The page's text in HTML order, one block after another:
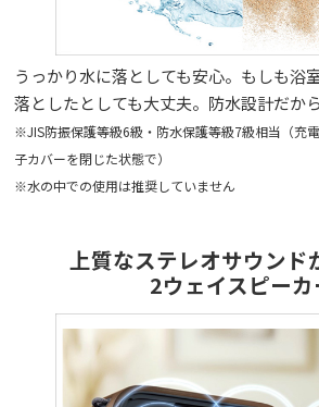
うっかり水に落としても安心。もしも浴
落としたとしても大丈夫。防水設計だか
※JIS防振保護等級6級・防水保護等級7級相当（充
子カバーを閉じた状態で）
※水の中での使用は推奨していません
上質なステレオサウンド
2ウェイスピーカ